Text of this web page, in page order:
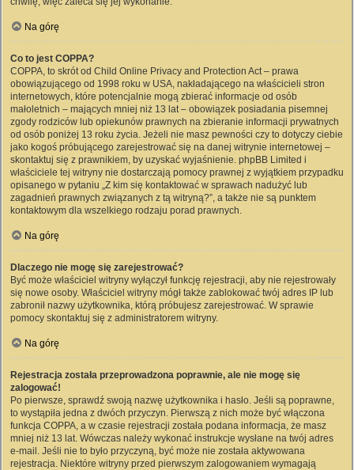
Na górę
Co to jest COPPA?
COPPA, to skrót od Child Online Privacy and Protection Act – prawa
obowiązującego od 1998 roku w USA, nakładającego na właścicieli stron
internetowych, które potencjalnie mogą zbierać informacje od osób
małoletnich – mających mniej niż 13 lat – obowiązek posiadania pisemnej
zgody rodziców lub opiekunów prawnych na zbieranie informacji prywatnych
od osób poniżej 13 roku życia. Jeżeli nie masz pewności czy to dotyczy ciebie
jako kogoś próbującego zarejestrować się na danej witrynie internetowej –
skontaktuj się z prawnikiem, by uzyskać wyjaśnienie. phpBB Limited i
właściciele tej witryny nie dostarczają pomocy prawnej z wyjątkiem przypadku
opisanego w pytaniu „Z kim się kontaktować w sprawach nadużyć lub
zagadnień prawnych związanych z tą witryną?”, a także nie są punktem
kontaktowym dla wszelkiego rodzaju porad prawnych.
Na górę
Dlaczego nie mogę się zarejestrować?
Być może właściciel witryny wyłączył funkcję rejestracji, aby nie rejestrowały
się nowe osoby. Właściciel witryny mógł także zablokować twój adres IP lub
zabronił nazwy użytkownika, którą próbujesz zarejestrować. W sprawie
pomocy skontaktuj się z administratorem witryny.
Na górę
Rejestracja została przeprowadzona poprawnie, ale nie mogę się
zalogować!
Po pierwsze, sprawdź swoją nazwę użytkownika i hasło. Jeśli są poprawne,
to wystąpiła jedna z dwóch przyczyn. Pierwszą z nich może być włączona
funkcja COPPA, a w czasie rejestracji została podana informacja, że masz
mniej niż 13 lat. Wówczas należy wykonać instrukcje wysłane na twój adres
e-mail. Jeśli nie to było przyczyną, być może nie została aktywowana
rejestracja. Niektóre witryny przed pierwszym zalogowaniem wymagają